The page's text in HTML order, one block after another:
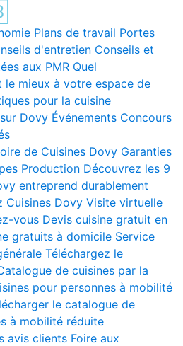
Plans de travail Portes
d'entretien Conseils et
aux PMR Quel
le mieux à votre espace de
pour la cuisine
Dovy Événements Concours
de Cuisines Dovy Garanties
Production Découvrez les 9
entreprend durablement
Cuisines Dovy Visite virtuelle
vous Devis cuisine gratuit en
gratuits à domicile Service
Téléchargez le
de cuisines par la
pour personnes à mobilité
le catalogue de
à mobilité réduite
avis clients Foire aux